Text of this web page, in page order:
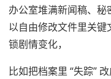
办公室堆满新闻稿、
以自由修改文件里关
锁剧情变化，
比如把档案里 “失踪”